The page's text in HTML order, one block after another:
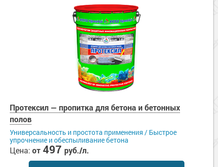
Протексил — пропитка для бетона и бетонных
полов
Универсальность и простота применения / Быстрое
упрочнение и обеспыливание бетона
Цена: от 497 руб./л.